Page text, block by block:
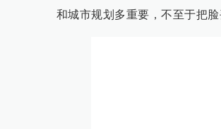
和城市规划多重要，不至于把